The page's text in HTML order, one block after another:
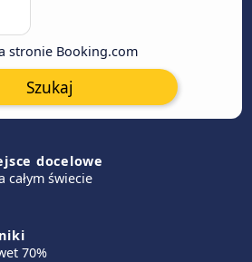
stronie Booking.com
Szukaj
docelowe
świecie
70%